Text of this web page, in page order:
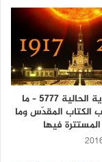
السنة العبرية الحالية 5777 – ما
الكتاب المقدّس وما
فيها